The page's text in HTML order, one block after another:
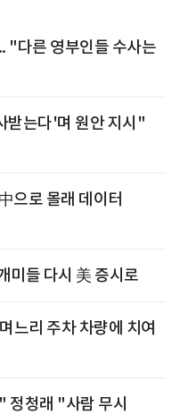
"다른 영부인들 수사는
받는다'며 원안 지시"
으로 몰래 데이터
들 다시 美 증시로
느리 주차 차량에 치여
정청래 "사람 무시